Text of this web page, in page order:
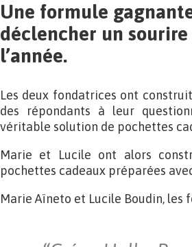
Une formule
déclencher un
l’année.
Les deux fondatrices ont
des répondants à leur
véritable solution de pochettes
Marie et Lucile ont alors
pochettes cadeaux préparées
Marie Aïneto et Lucile Boudin, les